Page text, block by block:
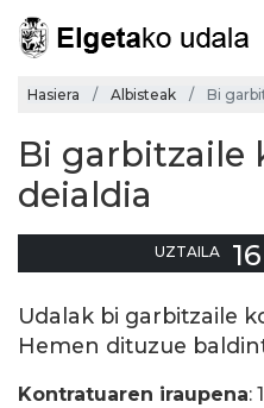
Hasiera Albisteak Bi
Bi garbitzaile
deialdia
UZTAILA 16
Udalak bi garbitzaile
Hemen dituzue
Kontratuaren iraupena: